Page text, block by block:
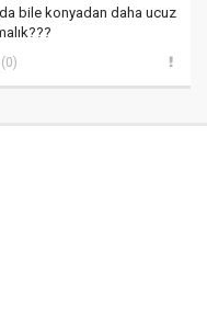
bile konyadan daha ucuz
(0)